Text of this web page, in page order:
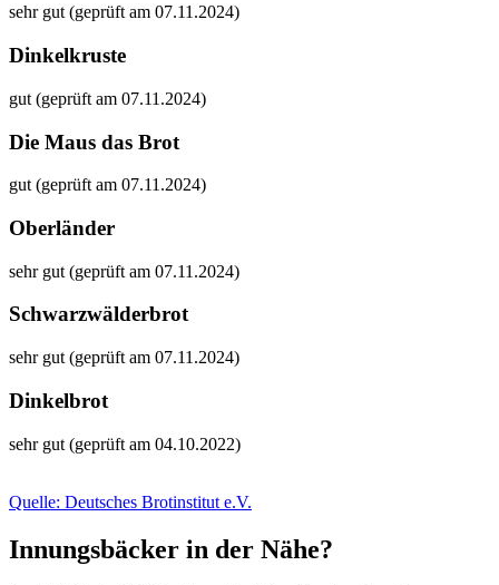
sehr gut (geprüft am 07.11.2024)
Dinkelkruste
gut (geprüft am 07.11.2024)
Die Maus das Brot
gut (geprüft am 07.11.2024)
Oberländer
sehr gut (geprüft am 07.11.2024)
Schwarzwälderbrot
sehr gut (geprüft am 07.11.2024)
Dinkelbrot
sehr gut (geprüft am 04.10.2022)
Quelle: Deutsches Brotinstitut e.V.
Innungsbäcker in der Nähe?